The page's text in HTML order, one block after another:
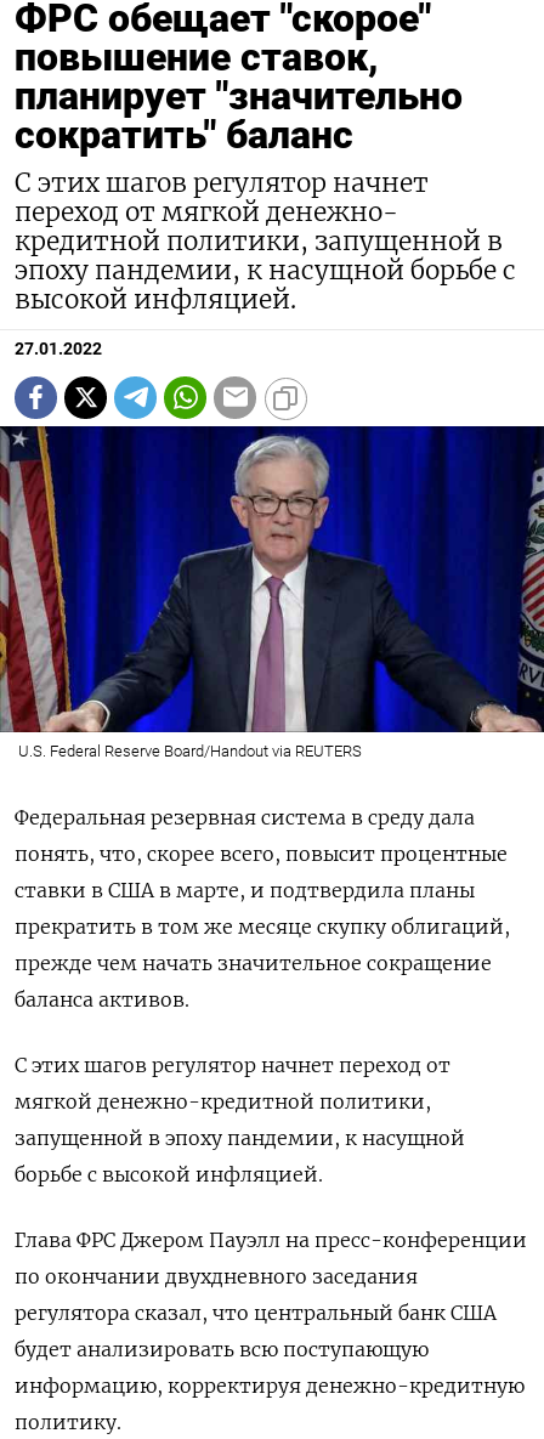
ФРС обещает "скорое"
повышение ставок,
планирует "значительно
сократить" баланс
С этих шагов регулятор начнет
переход от мягкой денежно-
кредитной политики, запущенной в
эпоху пандемии, к насущной борьбе с
высокой инфляцией.
27.01.2022
U.S. Federal Reserve Board/Handout via REUTERS
Федеральная резервная система в среду дала
понять, что, скорее всего, повысит процентные
ставки в США в марте, и подтвердила планы
прекратить в том же месяце скупку облигаций,
прежде чем начать значительное сокращение
баланса активов.
С этих шагов регулятор начнет переход от
мягкой денежно-кредитной политики,
запущенной в эпоху пандемии, к насущной
борьбе с высокой инфляцией.
Глава ФРС Джером Пауэлл на пресс-конференции
по окончании двухдневного заседания
регулятора сказал, что центральный банк США
будет анализировать всю поступающую
информацию, корректируя денежно-кредитную
политику.